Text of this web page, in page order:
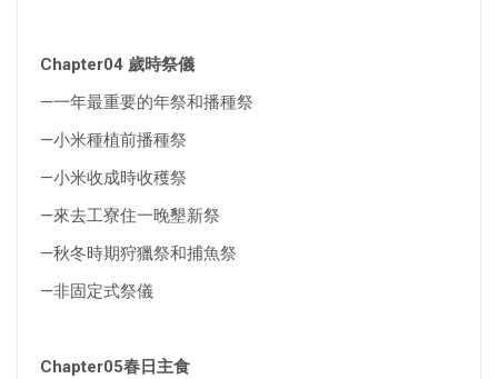
Chapter04 歲時祭儀
—一年最重要的年祭和播種祭
—小米種植前播種祭
—小米收成時收穫祭
—來去工寮住一晚墾新祭
—秋冬時期狩獵祭和捕魚祭
—非固定式祭儀
Chapter05春日主食